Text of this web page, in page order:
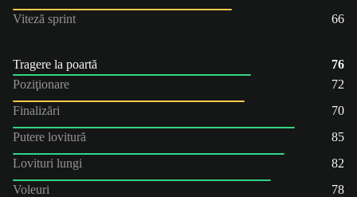
Viteză sprint
66
Tragere la poartă
76
Poziţionare
72
Finalizări
70
Putere lovitură
85
Lovituri lungi
82
Voleuri
78